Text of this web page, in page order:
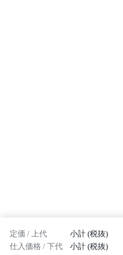
定価 / 上代 小計 (税抜)
仕入価格 / 下代 小計 (税抜)